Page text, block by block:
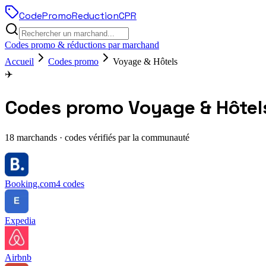
CodePromoReductionCPR
Codes promo & réductions par marchand
Accueil
Codes promo
Voyage & Hôtels
✈️
Codes promo Voyage &
18 marchands · codes vérifiés par la communauté
Booking.com4 codes
Expedia
Airbnb